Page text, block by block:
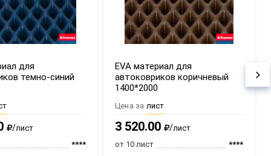
для
темно-синий
/лист
****
EVA материал для
автоковриков коричневый
1400*2000
Цена за лист
3 520.00 /лист
от 10 лист
****